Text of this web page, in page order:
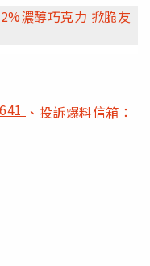
濃醇巧克力 掀脆友
、投訴爆料信箱：